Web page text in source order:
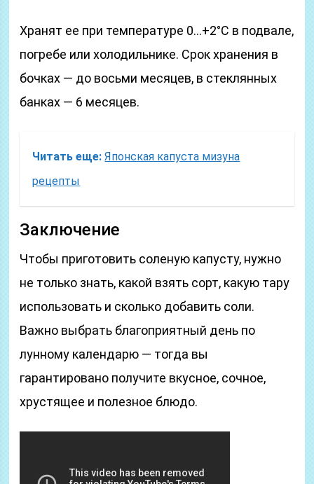
Хранят ее при температуре 0…+2°С в подвале,
погребе или холодильнике. Срок хранения в
бочках — до восьми месяцев, в стеклянных
банках — 6 месяцев.
Читать еще: Японская капуста мизуна
рецепты
Заключение
Чтобы приготовить соленую капусту, нужно
не только знать, какой взять сорт, какую тару
использовать и сколько добавить соли.
Важно выбрать благоприятный день по
лунному календарю — тогда вы
гарантировано получите вкусное, сочное,
хрустящее и полезное блюдо.